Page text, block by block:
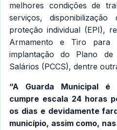
melhores condições de
serviços, disponibilização
proteção individual (EPI),
Armamento e Tiro para
implantação do Plano
Salários (PCCS), dentre
“A Guarda Municipal é
cumpre escala 24 horas
os dias e devidamente
município, assim como,